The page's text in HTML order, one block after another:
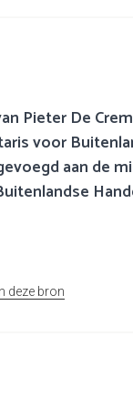
Pieter De
voor
aan de
deze bron